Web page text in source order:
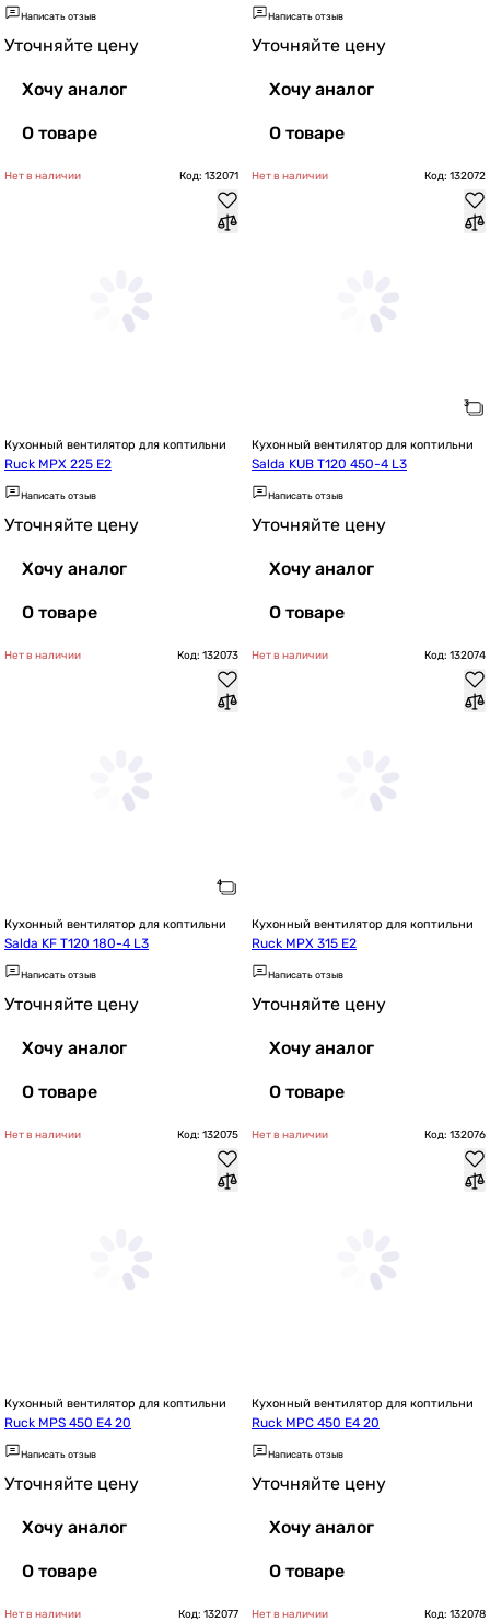
Написать отзыв
Уточняйте цену
Хочу аналог
О товаре
Написать отзыв
Уточняйте цену
Хочу аналог
О товаре
Нет в наличии Код: 132071
Кухонный вентилятор для коптильни
Ruck MPX 225 E2
Написать отзыв
Уточняйте цену
Хочу аналог
О товаре
Нет в наличии Код: 132072
Кухонный вентилятор для коптильни
Salda KUB T120 450-4 L3
Написать отзыв
Уточняйте цену
Хочу аналог
О товаре
Нет в наличии Код: 132073
Кухонный вентилятор для коптильни
Salda KF T120 180-4 L3
Написать отзыв
Уточняйте цену
Хочу аналог
О товаре
Нет в наличии Код: 132074
Кухонный вентилятор для коптильни
Ruck MPX 315 E2
Написать отзыв
Уточняйте цену
Хочу аналог
О товаре
Нет в наличии Код: 132075
Кухонный вентилятор для коптильни
Ruck MPS 450 E4 20
Написать отзыв
Уточняйте цену
Хочу аналог
О товаре
Нет в наличии Код: 132076
Кухонный вентилятор для коптильни
Ruck MPC 450 E4 20
Написать отзыв
Уточняйте цену
Хочу аналог
О товаре
Нет в наличии Код: 132077 Нет в наличии Код: 132078